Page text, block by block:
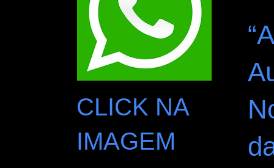
CLICK NA
IMAGEM